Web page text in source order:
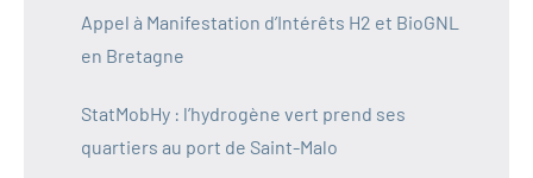
Appel à Manifestation d’Intérêts H2 et BioGNL
en Bretagne
StatMobHy : l’hydrogène vert prend ses
quartiers au port de Saint-Malo